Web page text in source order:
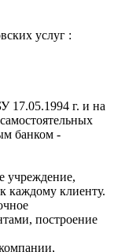
услуг :
17.05.1994 г. и на
банком -
учреждение,
каждому клиенту.
построение